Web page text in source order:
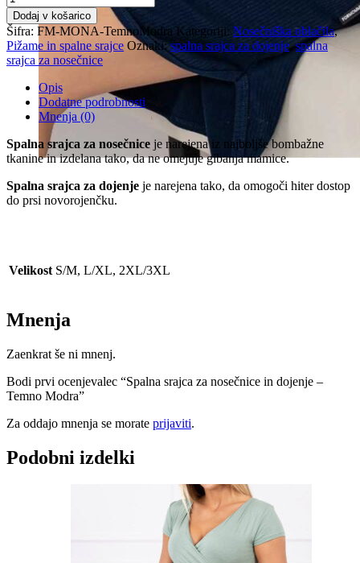
srajca
za
nosečnice
in
dojenje
Temno
Modra
količina
Dodaj v košarico
Šifra: FM-MONA-TemnoModra Kategoriji: Nosečniška oblačila,
Pižame in spalne srajce Oznaki:spalna srajca za dojenje,spalna
srajca za nosečnice
Opis
Dodatne podrobnosti
Mnenja (0)
Spalna srajca za nosečnice je narejena iz najboljše bombažne
tkanine in izdelana tako, da ne omejuje gibanja mamice.
Spalna srajca za dojenje je narejena tako, da omogoči hiter dostop
do prsi novorojenčku.
Velikost S/M, L/XL, 2XL/3XL
Mnenja
Zaenkrat še ni mnenj.
Bodi prvi ocenjevalec “Spalna srajca za nosečnice in dojenje –
Temno Modra”
Za oddajo mnenja se morate prijaviti.
Podobni izdelki